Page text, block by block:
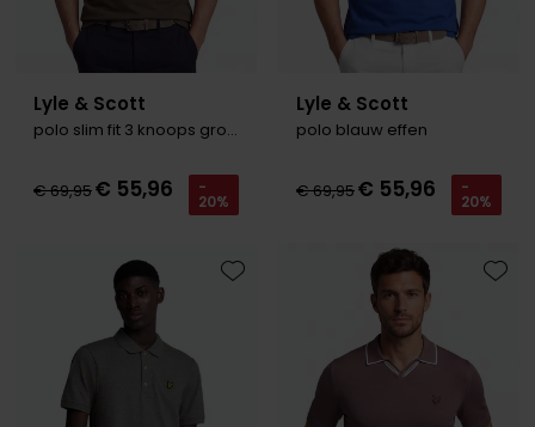
Lyle & Scott
polo slim fit 3 knoops groen effen katoen
€ 69,95€ 55,96 -
20%
Lyle & Scott
polo blauw effen
€ 69,95€ 55,96 -
20%
Toevoegen aan favorieten